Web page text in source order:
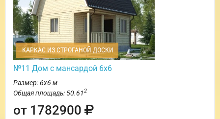
КАРКАС ИЗ СТРОГАНОЙ ДОСКИ
№11 Дом с мансардой 6х6
Размер: 6х6 м
Общая площадь: 50.612
от 1782900